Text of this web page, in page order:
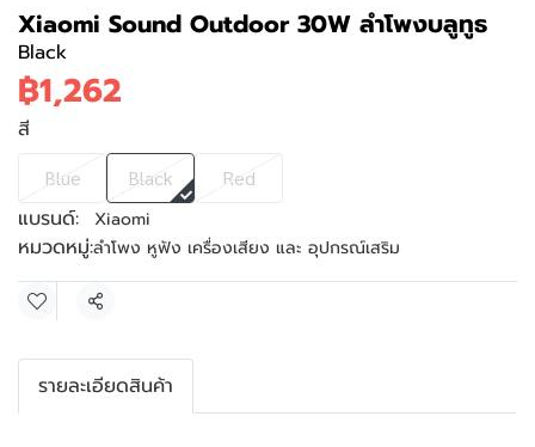
Xiaomi Sound Outdoor 30W ลำโพงบลูทูธ
Black
฿1,262
สี
Blue Black Red
แบรนด์: Xiaomi
หมวดหมู่:ลำโพง หูฟัง เครื่องเสียง และ อุปกรณ์เสริม
แชร์
รายละเอียดสินค้า